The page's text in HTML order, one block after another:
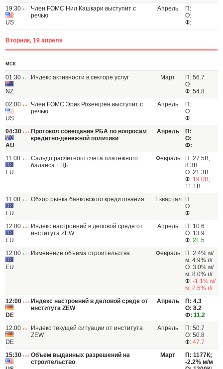
19:30
US
Член FOMC Нил Кашкари выступит с
речью
Апрель
П:
О:
Ф:
Вторник, 19 апреля
МСК
01:30
NZ
Индекс активности в секторе услуг Март
П: 56.7
О:
Ф: 54.8
02:00
US
Член FOMC Эрик Розенгрен выступит с
речью
Апрель
П:
О:
Ф:
04:30
AU
Протокол совещания РБА по вопросам
кредитно-денежной политики
Апрель
П:
О:
Ф:
11:00
EU
Сальдо расчетного счета платежного
баланса ЕЦБ
Февраль
П: 27.5B;
8.3B
О: 21.3B
Ф: 19.0B;
11.1B
11:00
EU
Обзор рынка банковского кредитования 1 квартал
П:
О:
Ф:
12:00
EU
Индекс настроений в деловой среде от
института ZEW
Апрель
П: 10.6
О: 13.9
Ф: 21.5
12:00
EU
Изменение объема строительства Февраль
П: 2.4% м/
м; 4.9% г/г
О: 3.0% м/
м; 8.0% г/г
Ф: -1.1% м/
м; 2.5% г/г
12:00
DE
Индекс настроений в деловой среде от
института ZEW
Апрель
П: 4.3
О: 8.2
Ф: 11.2
12:00
DE
Индекс текущей ситуации от института
ZEW
Апрель
П: 50.7
О: 50.8
Ф: 47.7
15:30
Объем выданных разрешений на
строительство
Март
П: 1177К;
-2.2% м/м